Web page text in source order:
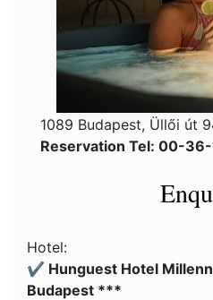
1089 Budapest, Üllői út
Reservation Tel: 00-
Hotel:
✔️ Hunguest Hotel
Budapest ***